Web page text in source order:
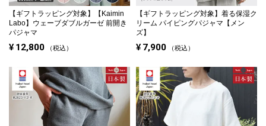
【ギフトラッピング対象】
【Kaimin
Labo】ウェーブダブルガーゼ 前開き
パジャマ
¥ 12,800 税込
【ギフトラッピング対象】 着る保湿ク
リーム パイピングパジャマ【メン
ズ】
¥ 7,900 税込